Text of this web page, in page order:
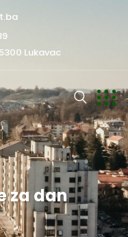
Lukavac
za dan